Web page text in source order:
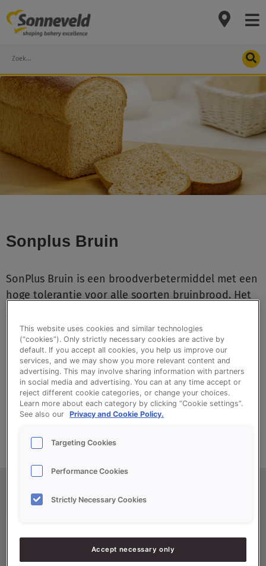
to
content
Search
Sonplus Bruin
SonPlus Bruin is een broodverbetermiddel met een
hoge tolerantie voor alle soorten bruinbrood. Het
mooie kruimkleur en uitstekende malsheid.
Hoge tolerantie
Mooie kruimkleur
"Goede malsheid "
Productinformatie
This website uses cookies and similar technologies
(“cookies”). Only strictly necessary cookies are active by
default. If you accept all cookies, you help us improve our
services, and we may show you more relevant content and
advertising. This may involve sharing information with partners
in social media and advertising. You can at any time accept or
reject different cookie categories, or change your choices.
Learn more about each category by clicking “Cookie settings”.
See also our
Privacy and Cookie Policy.
Targeting Cookies
Performance Cookies
Strictly Necessary Cookies
Accept necessary only